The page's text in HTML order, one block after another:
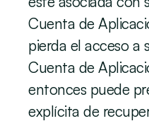
Cuenta de
pierda el acceso a
Cuenta de
entonces puede
explícita de